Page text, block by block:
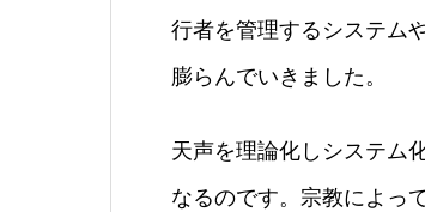
行者を管理するシステム
膨らんでいきました。
天声を理論化しシステム
なるのです。宗教によっ